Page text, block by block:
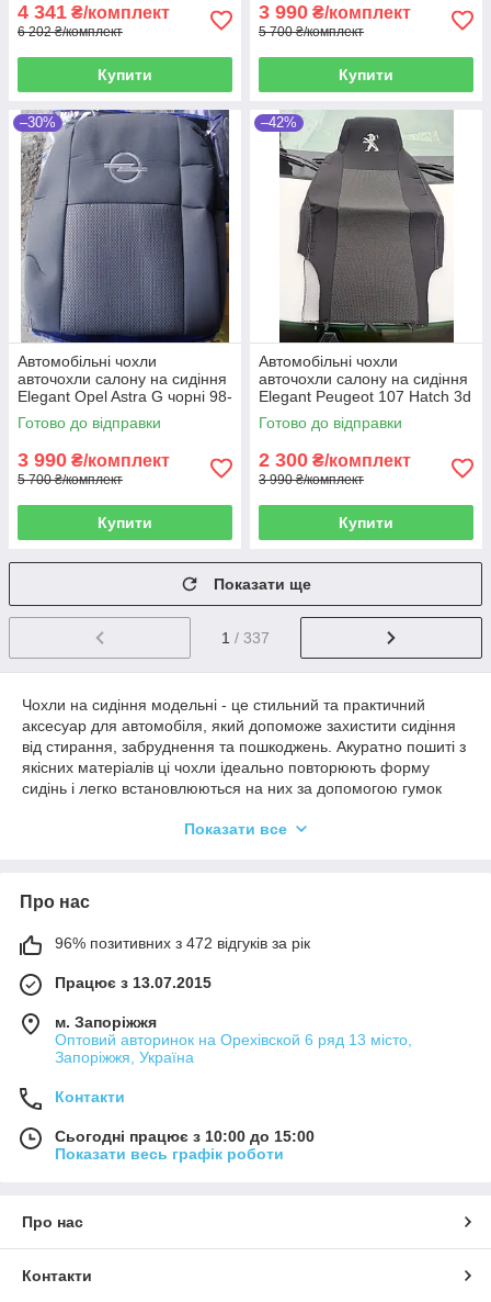
4 341 ₴/комплект
6 202 ₴/комплект
Купити
3 990 ₴/комплект
5 700 ₴/комплект
Купити
–30%
Автомобільні чохли
авточохли салону на сидіння
Elegant Opel Astra G чорні 98-
Опель Астра Г
Готово до відправки
3 990 ₴/комплект
5 700 ₴/комплект
Купити
–42%
Автомобільні чохли
авточохли салону на сидіння
Elegant Peugeot 107 Hatch 3d
чорні 05-12 Пежо 107
Готово до відправки
2 300 ₴/комплект
3 990 ₴/комплект
Купити
Показати ще
1 / 337
Чохли на сидіння модельні - це стильний та практичний
аксесуар для автомобіля, який допоможе захистити сидіння
від стирання, забруднення та пошкоджень. Акуратно пошиті з
якісних матеріалів ці чохли ідеально повторюють форму
сидінь і легко встановлюються на них за допомогою гумок
що дозволяє вибрати відповідний варіант для будь-якого
будуть служити вам довгі роки.
Показати все
Про нас
96% позитивних з 472 відгуків за рік
Працює з 13.07.2015
м. Запоріжжя
Оптовий авторинок на Орехівской 6 ряд 13 місто,
Запоріжжя, Україна
Контакти
Сьогодні працює з 10:00 до 15:00
Показати весь графік роботи
Про нас
Контакти